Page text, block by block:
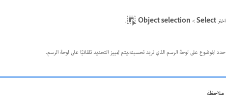
اخترSelect
‏>
Object selection
.
حدد الموضوع على لوحة الرسم الذي تريد تحسينه.يتم تمييز التحديد تلقائيًا على لوحة الرسم.
ملاحظة